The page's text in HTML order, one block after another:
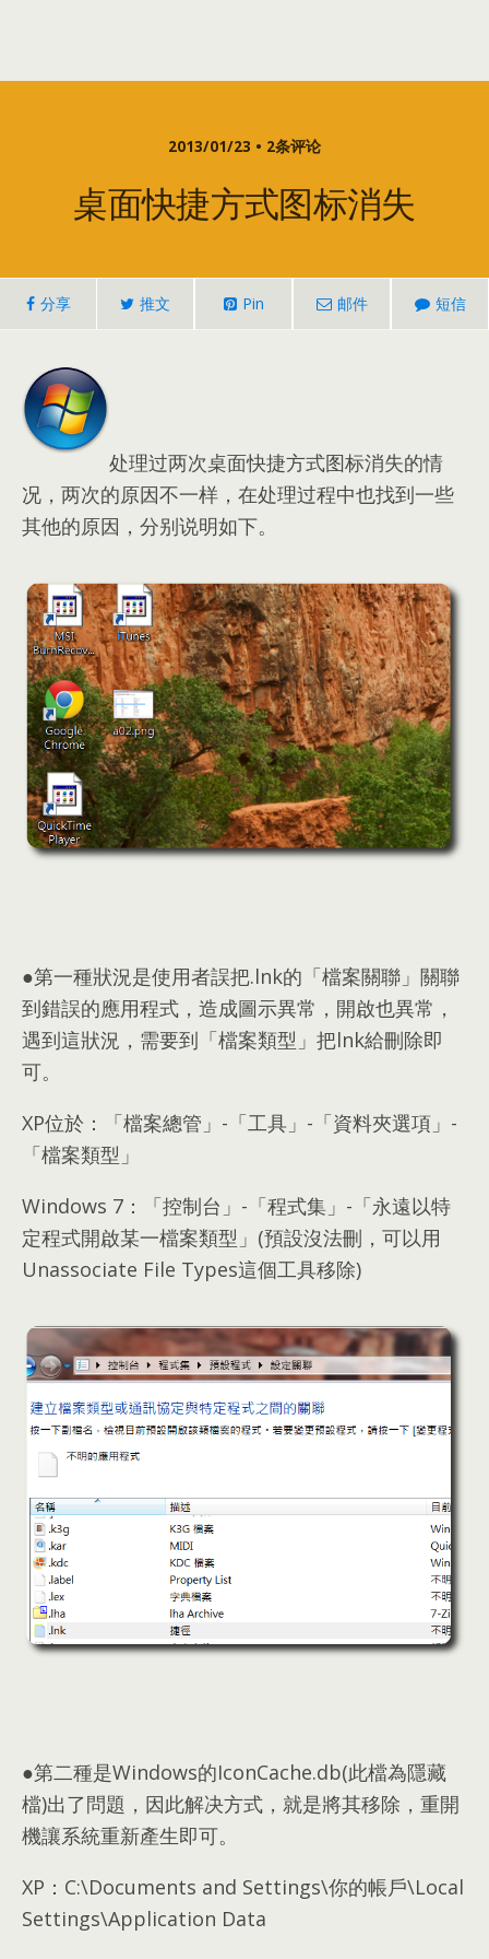
2013/01/23 • 2条评论
桌面快捷方式图标消失
分享 推文 Pin 邮件 短信
处理过两次桌面快捷方式图标消失的情
况，两次的原因不一样，在处理过程中也找到一些
其他的原因，分别说明如下。
●第一種狀況是使用者誤把.lnk的「檔案關聯」關聯
到錯誤的應用程式 ， 造成圖示異常 ， 開啟也異常 ，
遇到這狀況 ， 需要到「檔案類型」把lnk給刪除即
可。
XP位於 ：
「檔案總管」-「工具」-「資料夾選項」-
「檔案類型」
Windows 7：
「控制台」-「程式集」-「永遠以特
定程式開啟某一檔案類型」 (預設沒法刪 ， 可以用
Unassociate File Types這個工具移除)
●第二種是Windows的IconCache.db(此檔為隱藏
檔)出了問題 ，因此解决方式， 就是將其移除 ， 重開
機讓系統重新產生即可。
XP ：C:\Documents and Settings\你的帳戶\Local
Settings\Application Data